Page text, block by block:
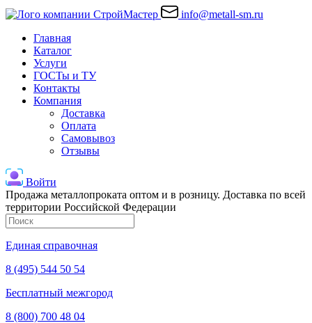
info@metall-sm.ru
Главная
Каталог
Услуги
ГОСТы и ТУ
Контакты
Компания
Доставка
Оплата
Самовывоз
Отзывы
Войти
Продажа металлопроката оптом и в розницу. Доставка по всей
территории Российской Федерации
Единая справочная
8 (495) 544 50 54
Бесплатный межгород
8 (800) 700 48 04